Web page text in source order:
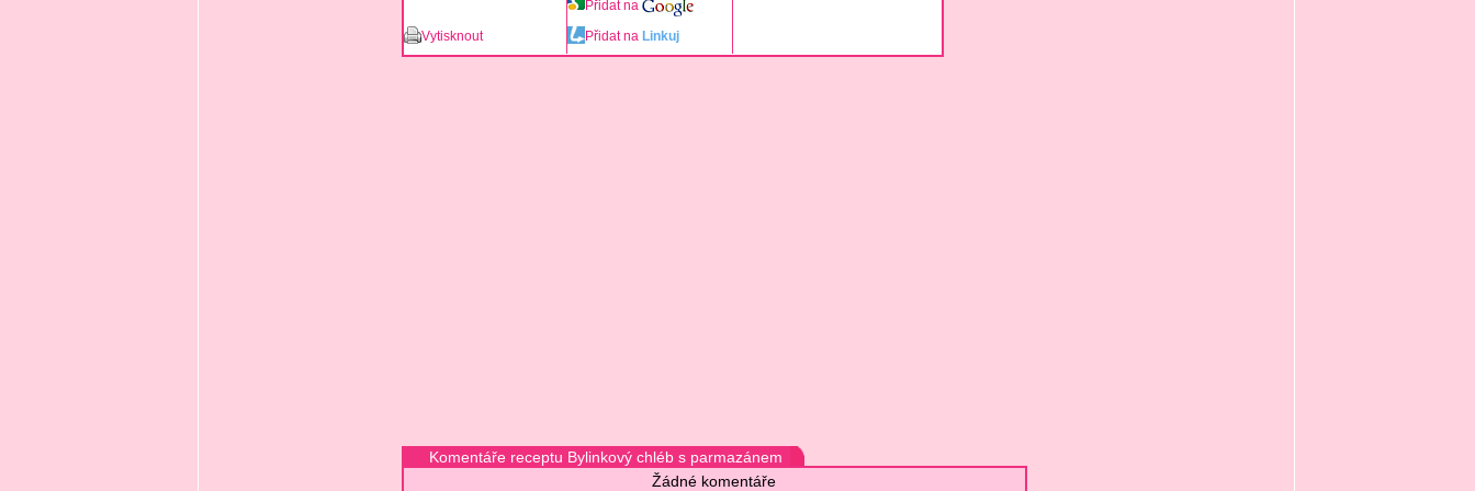
Přidat na
Vytisknout
Přidat na Linkuj
Komentáře receptu Bylinkový chléb s parmazánem
Žádné komentáře